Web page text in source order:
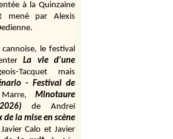
à la Quinzaine
mené par Alexis
le festival
La vie d'une
Tacquet
mais
- Festival de
Minotaure
de Andreï
de la mise en scène
Calo et Javier